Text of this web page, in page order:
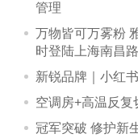
管理
万物皆可万雾粉
时登陆上海南昌路
新锐品牌｜小红
空调房+高温反复
冠军突破 修护新